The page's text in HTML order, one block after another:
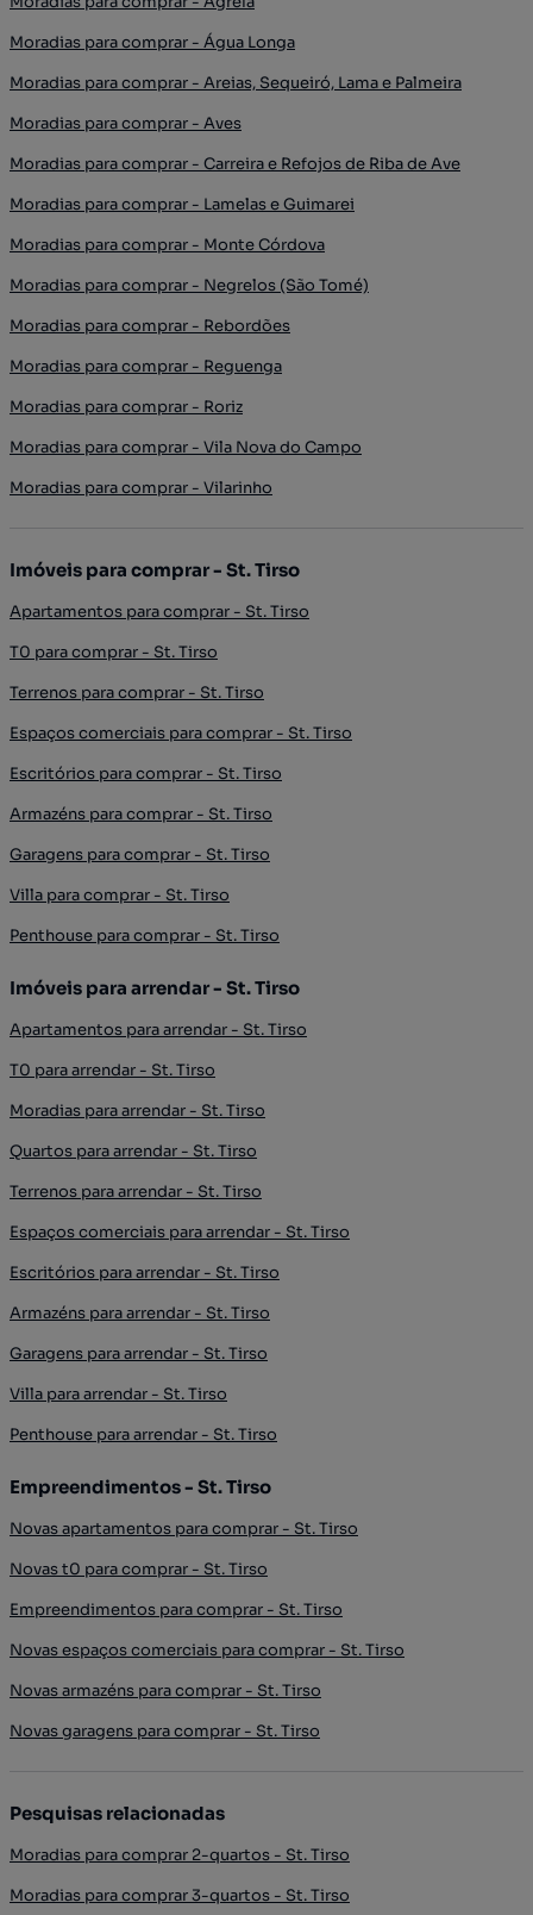
Moradias para comprar - Água Longa
Moradias para comprar - Areias, Sequeiró, Lama e Palmeira
Moradias para comprar - Aves
Moradias para comprar - Carreira e Refojos de Riba de Ave
Moradias para comprar - Lamelas e Guimarei
Moradias para comprar - Monte Córdova
Moradias para comprar - Negrelos (São Tomé)
Moradias para comprar - Rebordões
Moradias para comprar - Reguenga
Moradias para comprar - Roriz
Moradias para comprar - Vila Nova do Campo
Moradias para comprar - Vilarinho
Imóveis para comprar - St. Tirso
Apartamentos para comprar - St. Tirso
T0 para comprar - St. Tirso
Terrenos para comprar - St. Tirso
Espaços comerciais para comprar - St. Tirso
Escritórios para comprar - St. Tirso
Armazéns para comprar - St. Tirso
Garagens para comprar - St. Tirso
Villa para comprar - St. Tirso
Penthouse para comprar - St. Tirso
Imóveis para arrendar - St. Tirso
Apartamentos para arrendar - St. Tirso
T0 para arrendar - St. Tirso
Moradias para arrendar - St. Tirso
Quartos para arrendar - St. Tirso
Terrenos para arrendar - St. Tirso
Espaços comerciais para arrendar - St. Tirso
Escritórios para arrendar - St. Tirso
Armazéns para arrendar - St. Tirso
Garagens para arrendar - St. Tirso
Villa para arrendar - St. Tirso
Penthouse para arrendar - St. Tirso
Empreendimentos - St. Tirso
Novas apartamentos para comprar - St. Tirso
Novas t0 para comprar - St. Tirso
Empreendimentos para comprar - St. Tirso
Novas espaços comerciais para comprar - St. Tirso
Novas armazéns para comprar - St. Tirso
Novas garagens para comprar - St. Tirso
Pesquisas relacionadas
Moradias para comprar 2-quartos - St. Tirso
Moradias para comprar 3-quartos - St. Tirso